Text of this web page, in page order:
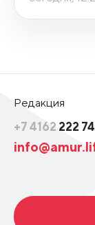
Редакция
+7 4162 222